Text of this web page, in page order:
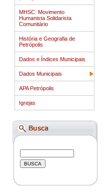
MHSC: Movimento
Humanista Solidarista
Comunitário
História e Geografia de
Petrópolis
Dados e Índices Municipais
Dados Municipais
APA Petrópolis
Igrejas